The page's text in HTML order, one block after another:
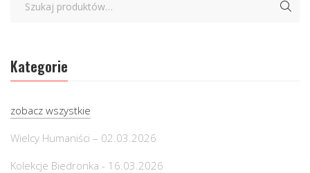
Kategorie
zobacz wszystkie
Wielcy Humaniści – 02.03.2026
Kolekcje Biedronka - 16.03.2026